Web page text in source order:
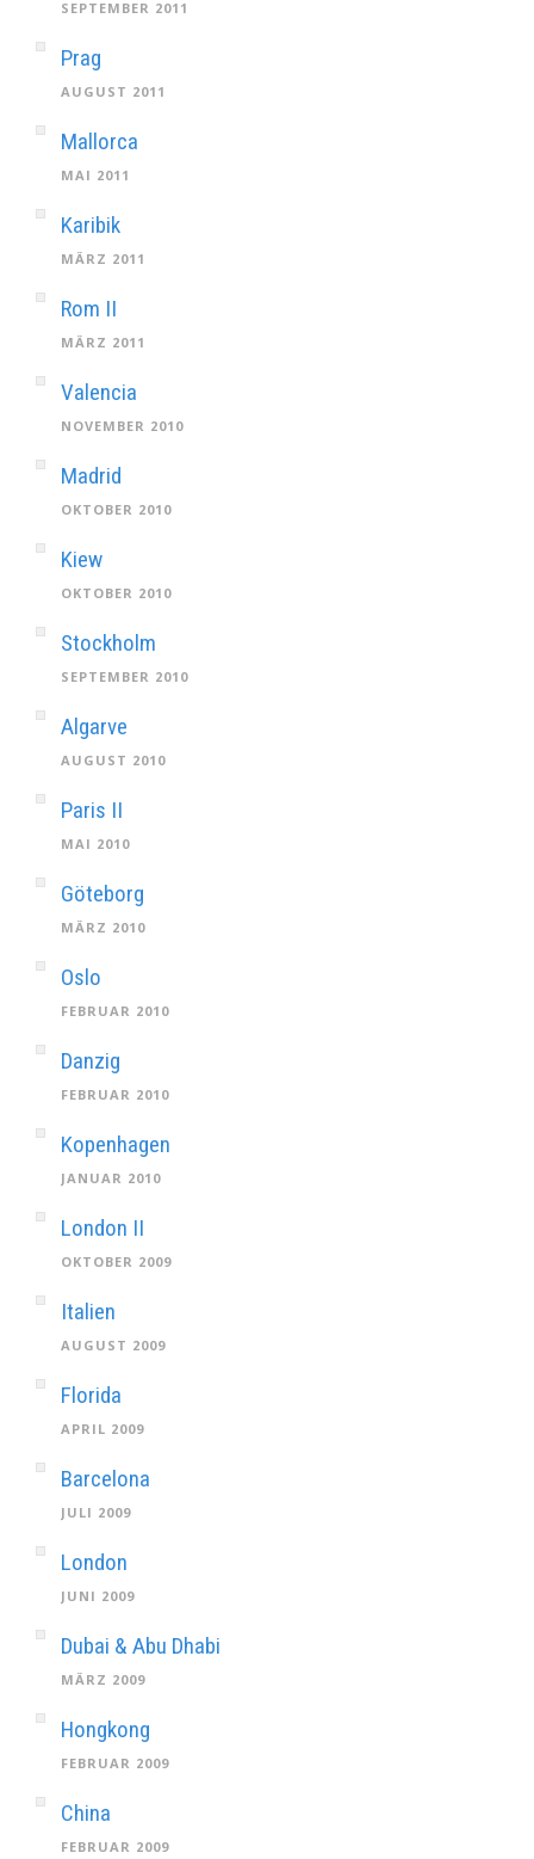
SEPTEMBER 2011
Prag
AUGUST 2011
Mallorca
MAI 2011
Karibik
MÄRZ 2011
Rom II
MÄRZ 2011
Valencia
NOVEMBER 2010
Madrid
OKTOBER 2010
Kiew
OKTOBER 2010
Stockholm
SEPTEMBER 2010
Algarve
AUGUST 2010
Paris II
MAI 2010
Göteborg
MÄRZ 2010
Oslo
FEBRUAR 2010
Danzig
FEBRUAR 2010
Kopenhagen
JANUAR 2010
London II
OKTOBER 2009
Italien
AUGUST 2009
Florida
APRIL 2009
Barcelona
JULI 2009
London
JUNI 2009
Dubai & Abu Dhabi
MÄRZ 2009
Hongkong
FEBRUAR 2009
China
FEBRUAR 2009